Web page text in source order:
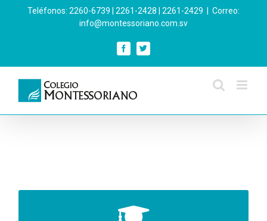
Teléfonos: 2260-6739 | 2261-2428 | 2261-2429
Correo:
info@montessoriano.com.sv
FacebookTwitter
Para niños y jóvenes desde educación